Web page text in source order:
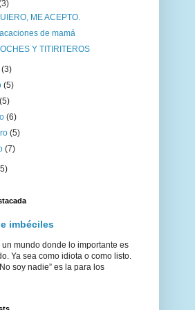
ME ACEPTO.
de mamá
Y TITIRITEROS
(3)
(5)
(5)
(6)
(5)
(7)
imbéciles
mundo donde lo importante es
Ya sea como idiota o como listo.
soy nadie” es la para los